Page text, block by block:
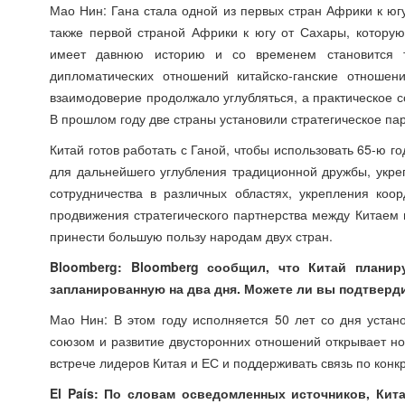
Мао Нин: Гана стала одной из первых стран Африки к
также первой страной Африки к югу от Сахары,
имеет давнюю историю и со временем становится
дипломатических отношений китайско-ганские
взаимодоверие продолжало углубляться, а практическое
В прошлом году две страны установили стратегическое
Китай готов работать с Ганой, чтобы использовать 65-ю
для дальнейшего углубления традиционной дружбы,
сотрудничества в различных областях, укрепления
продвижения стратегического партнерства между
принести большую пользу народам двух стран.
Bloomberg: Bloomberg сообщил, что Китай
запланированную на два дня. Можете ли вы
Мао Нин: В этом году исполняется 50 лет со дня
союзом и развитие двусторонних отношений открывает
встрече лидеров Китая и ЕС и поддерживать связь по
El País: По словам осведомленных источников,